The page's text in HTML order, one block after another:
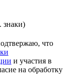
что
и участия в
на обработку